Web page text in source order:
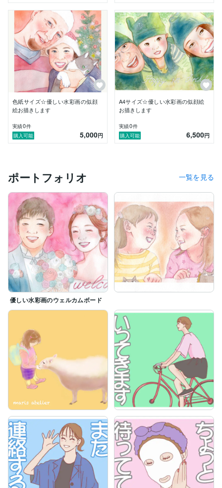
色紙サイズ☆優しい水彩画の似顔
絵お描きします
実績0件
購入可能
5,000円
A4サイズ☆優しい水彩画の似顔絵
お描きします
実績0件
購入可能
6,500円
ポートフォリオ 一覧を見る
優しい水彩画のウェルカムボード